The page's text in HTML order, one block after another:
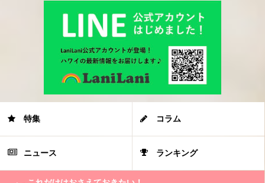
特集 コラム
ニュース ランキング